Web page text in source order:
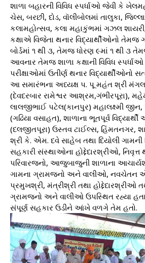
શાળા બહારની વિવિધ સ્પર્ધાઓ જેવી કે
ચેસ, બરછી, દોડ, વૉલીબોલમાં તાલુકા,
કલામહોત્સવ, કલા મહાકુંભમાં ગઝલ
કક્ષાએ વિજેતા થનાર વિદ્યાર્થીઓનો તેમજ
બોર્ડમાં ૧ થી ૩, તેમજ ધોરણ ૯માં ૧ થી ૩
આવનાર તેમજ શાળા કક્ષાની વિવિધ સ્પર્ધાઓ
પરીક્ષાઓમાં ઉતીર્ણ થનાર વિદ્યાર્થીઓનો
આ સમારંભના અધ્યક્ષ પ. પૂ મહંત શ્રી
(દેવદરબાર રામેશ્વર આશ્રમ,ગંભીરપૂરા),
લાલજીભાઈ પટેલ(કાનપુર) મહાલક્ષ્મી
(ગઢિયા વસાહત), શાળાના ભૂતપૂર્વ
(દલજીતપૂરા) ઉસ્તવ ટાઈલ્સ, હિંમતનગર,
શ્રી કે. એમ. દવે સાહેબ તથા દિયોલી ગામની
સહકારી સંસ્થાઓના હોદ્દેદારશ્રીઓ,
પરિવારજનો, આજુબાજુની શાળાના
ગામના ગ્રામજનો અને વાલીઓ, નવચેતન
પ્રમુખશ્રી, મંત્રીશ્રી તથા હોદ્દેદારશ્રીઓ
ગ્રામજનો અને વાલીઓ ઉપસ્થિત રહ્યા
સંપૂર્ણ સહકાર ઉડીને આંખે વળગે તેમ હતો.